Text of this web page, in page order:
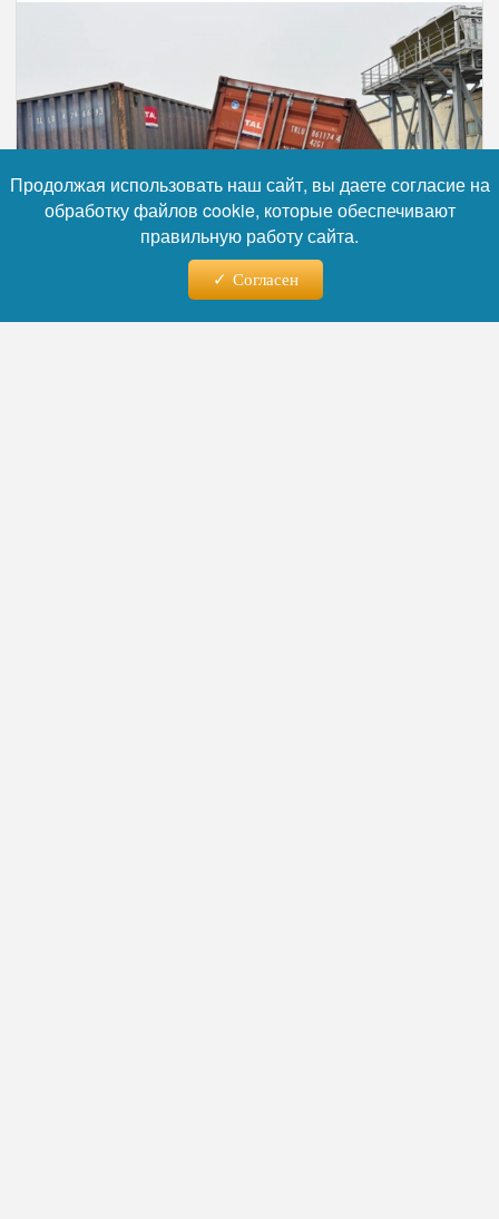
Продолжая использовать наш сайт, вы даете согласие на
обработку файлов cookie, которые обеспечивают
правильную работу сайта.
Согласен